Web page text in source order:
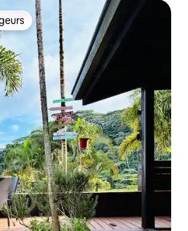
les plus appréciés